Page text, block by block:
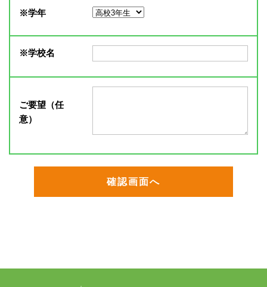
※学年
※学校名
ご要望（任
意）